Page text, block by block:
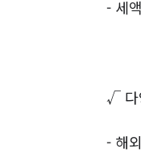
- 세
√
- 해